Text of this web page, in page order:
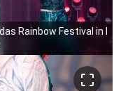
Rainbow Festival in
crop_free